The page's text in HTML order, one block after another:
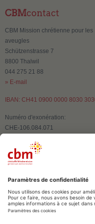
CBMcontact
CBM Mission chrétienne pour les
aveugles
Schützenstrasse 7
8800 Thalwil
044 275 21 88
» E-mail
IBAN: CH41 0900 0000 8030
Numéro d'exonération:
CHE-106.084.071
CBMconfiance